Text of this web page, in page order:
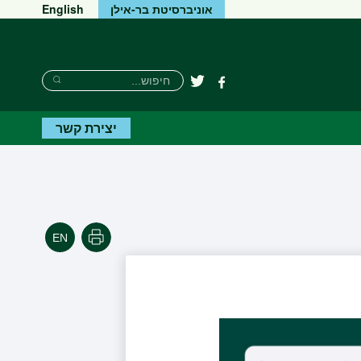
אוניברסיטת בר-אילן English
פייסבוקטוויטר
חיפוש
חיפוש
חיפוש
יצירת קשר
הדפסה